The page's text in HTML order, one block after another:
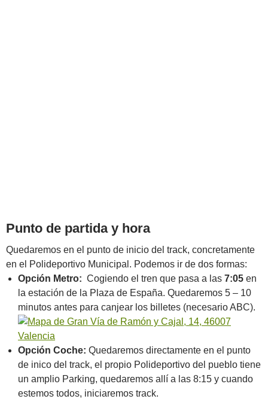
Punto de partida y hora
Quedaremos en el punto de inicio del track, concretamente
en el Polideportivo Municipal. Podemos ir de dos formas:
Opción Metro: Cogiendo el tren que pasa a las 7:05 en
la estación de la Plaza de España. Quedaremos 5 – 10
minutos antes para canjear los billetes (necesario ABC).
Opción Coche: Quedaremos directamente en el punto
de inico del track, el propio Polideportivo del pueblo tiene
un amplio Parking, quedaremos allí a las 8:15 y cuando
estemos todos, iniciaremos track.